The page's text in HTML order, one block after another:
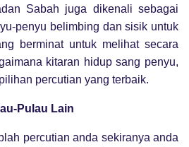
Sabah juga dikenali sebagai
penyu belimbing dan sisik untuk
berminat untuk melihat secara
kitaran hidup sang penyu,
percutian yang terbaik.
Pulau Lain
percutian anda sekiranya anda